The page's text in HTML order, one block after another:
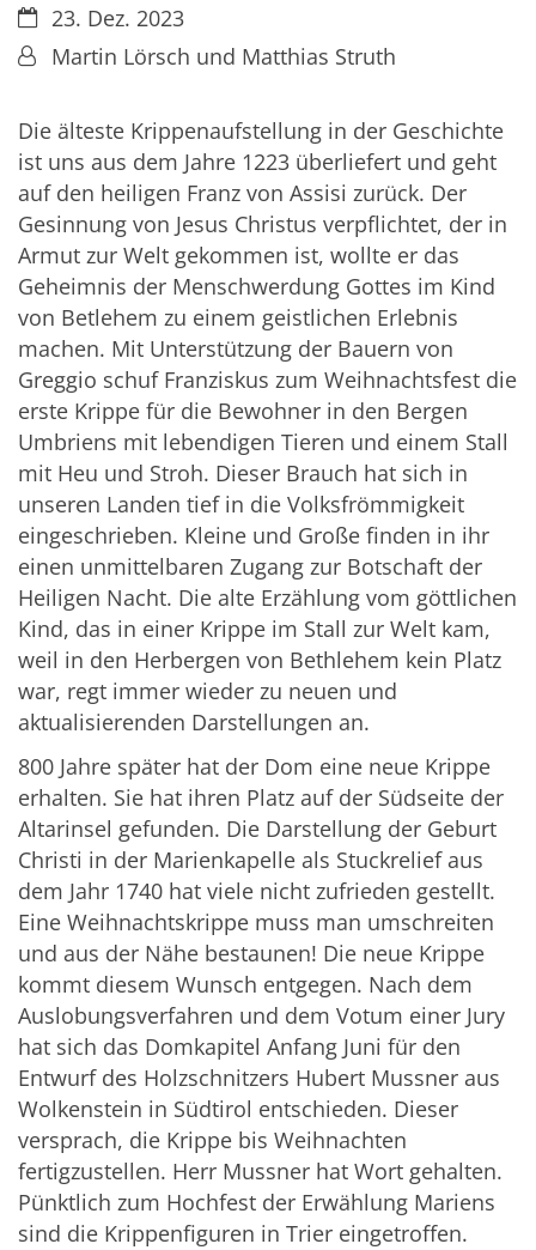
Datum:23. Dez. 2023
Von:Martin Lörsch und Matthias Struth
Die älteste Krippenaufstellung in der Geschichte
ist uns aus dem Jahre 1223 überliefert und geht
auf den heiligen Franz von Assisi zurück. Der
Gesinnung von Jesus Christus verpflichtet, der in
Armut zur Welt gekommen ist, wollte er das
Geheimnis der Menschwerdung Gottes im Kind
von Betlehem zu einem geistlichen Erlebnis
machen. Mit Unterstützung der Bauern von
Greggio schuf Franziskus zum Weihnachtsfest die
erste Krippe für die Bewohner in den Bergen
Umbriens mit lebendigen Tieren und einem Stall
mit Heu und Stroh. Dieser Brauch hat sich in
unseren Landen tief in die Volksfrömmigkeit
eingeschrieben. Kleine und Große finden in ihr
einen unmittelbaren Zugang zur Botschaft der
Heiligen Nacht. Die alte Erzählung vom göttlichen
Kind, das in einer Krippe im Stall zur Welt kam,
weil in den Herbergen von Bethlehem kein Platz
war, regt immer wieder zu neuen und
aktualisierenden Darstellungen an.
800 Jahre später hat der Dom eine neue Krippe
erhalten. Sie hat ihren Platz auf der Südseite der
Altarinsel gefunden. Die Darstellung der Geburt
Christi in der Marienkapelle als Stuckrelief aus
dem Jahr 1740 hat viele nicht zufrieden gestellt.
Eine Weihnachtskrippe muss man umschreiten
und aus der Nähe bestaunen! Die neue Krippe
kommt diesem Wunsch entgegen. Nach dem
Auslobungsverfahren und dem Votum einer Jury
hat sich das Domkapitel Anfang Juni für den
Entwurf des Holzschnitzers Hubert Mussner aus
Wolkenstein in Südtirol entschieden. Dieser
versprach, die Krippe bis Weihnachten
fertigzustellen. Herr Mussner hat Wort gehalten.
Pünktlich zum Hochfest der Erwählung Mariens
sind die Krippenfiguren in Trier eingetroffen.